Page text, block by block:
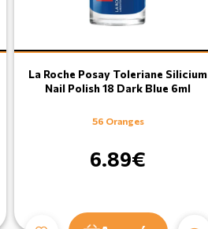
La Roche Posay Toleriane Silicium
Nail Polish 18 Dark Blue 6ml
56 Oranges
6.89€